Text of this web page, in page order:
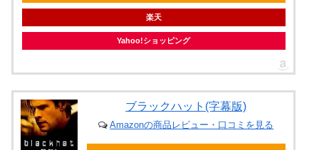
楽天
Yahoo!ショッピング
ブラックハット(字幕版)
Amazonの商品レビュー・口コミを見る